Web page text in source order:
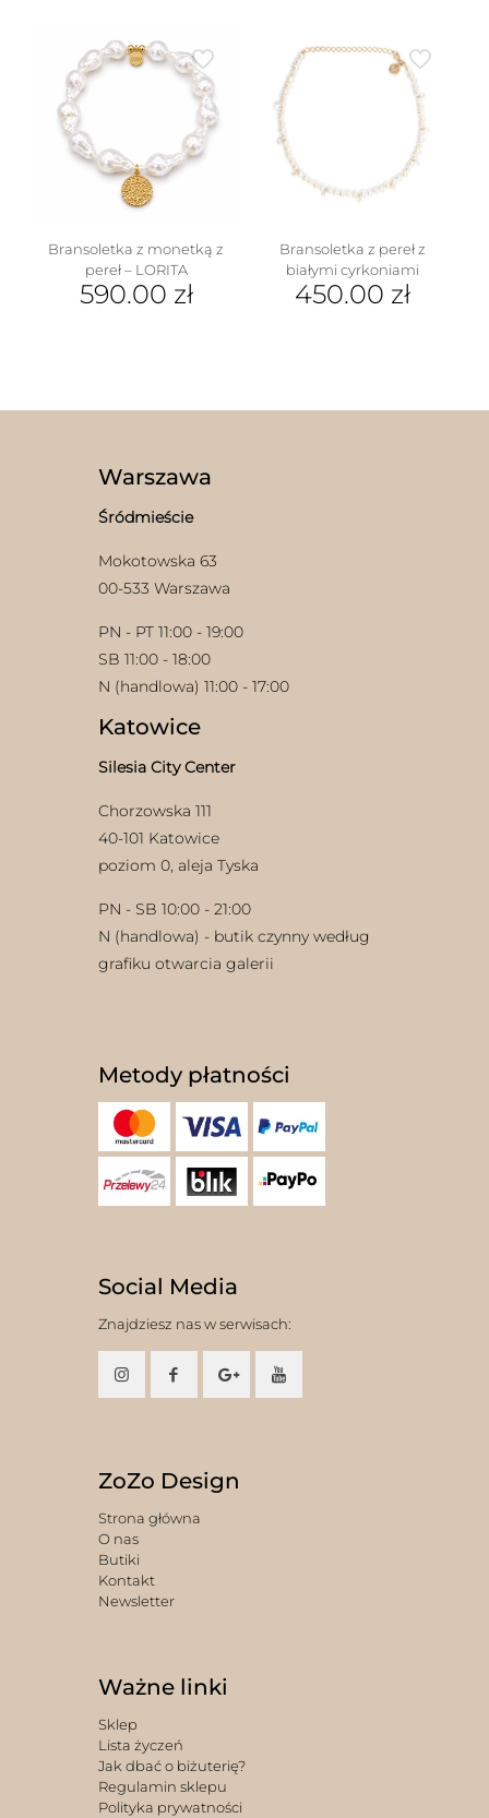
wariantów.
Opcje
produktu
Bransoletka z monetką z
pereł – LORITA
590.00 zł
Bransoletka z pereł z
białymi cyrkoniami
450.00 zł
Warszawa
Śródmieście
Mokotowska 63
00-533 Warszawa
PN - PT 11:00 - 19:00
SB 11:00 - 18:00
N (handlowa) 11:00 - 17:00
Katowice
Silesia City Center
Chorzowska 111
40-101 Katowice
poziom 0, aleja Tyska
PN - SB 10:00 - 21:00
N (handlowa) - butik czynny według
grafiku otwarcia galerii
Metody płatności
Social Media
Znajdziesz nas w serwisach:
ZoZo Design
Strona główna
O nas
Butiki
Kontakt
Newsletter
Ważne linki
Sklep
Lista życzeń
Jak dbać o biżuterię?
Regulamin sklepu
Polityka prywatności